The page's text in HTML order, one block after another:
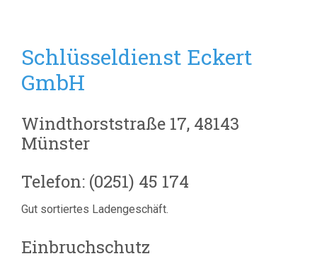
Schlüsseldienst Eckert
GmbH
Windthorststraße 17, 48143
Münster
Telefon: (0251) 45 174
Gut sortiertes Ladengeschäft.
Einbruchschutz